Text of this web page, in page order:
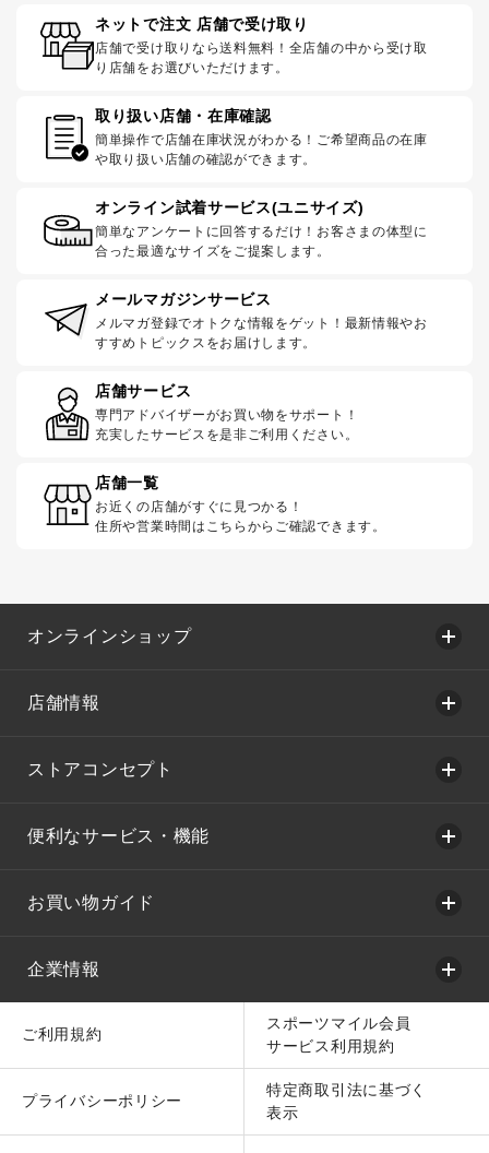
ネットで注文 店舗で受け取り
店舗で受け取りなら送料無料！全店舗の中から受け取
り店舗をお選びいただけます。
取り扱い店舗・在庫確認
簡単操作で店舗在庫状況がわかる！ご希望商品の在庫
や取り扱い店舗の確認ができます。
オンライン試着サービス(ユニサイズ)
簡単なアンケートに回答するだけ！お客さまの体型に
合った最適なサイズをご提案します。
メールマガジンサービス
メルマガ登録でオトクな情報をゲット！最新情報やお
すすめトピックスをお届けします。
店舗サービス
専門アドバイザーがお買い物をサポート！
充実したサービスを是非ご利用ください。
店舗一覧
お近くの店舗がすぐに見つかる！
住所や営業時間はこちらからご確認できます。
オンラインショップ
店舗情報
ストアコンセプト
便利なサービス・機能
お買い物ガイド
企業情報
ご利用規約
スポーツマイル会員
サービス利用規約
プライバシーポリシー
特定商取引法に基づく
表示